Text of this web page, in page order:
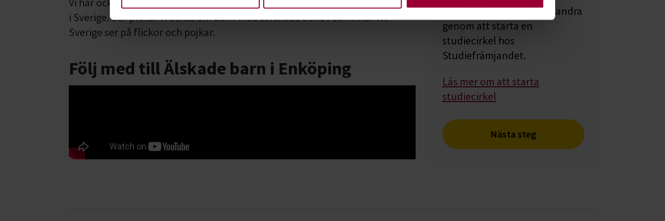
i Sverige. Där pratar vi också om barn med särskilda behov samt hur vi i
Sverige ser på flickor och pojkar.
Följ med till Älskade barn i Enköping
Lär dig tillsammans med andra
genom att starta en
studiecirkel hos
Studiefrämjandet.
Läs mer om att starta
studiecirkel
Nästa steg